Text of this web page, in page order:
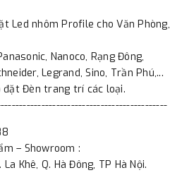
Led nhôm Profile cho Văn Phòng,
Nanoco, Rạng Đông,
Legrand, Sino, Trần Phú,...
đặt Đèn trang trí các loại.
– Showroom :
Khê, Q. Hà Đông, TP Hà Nội.